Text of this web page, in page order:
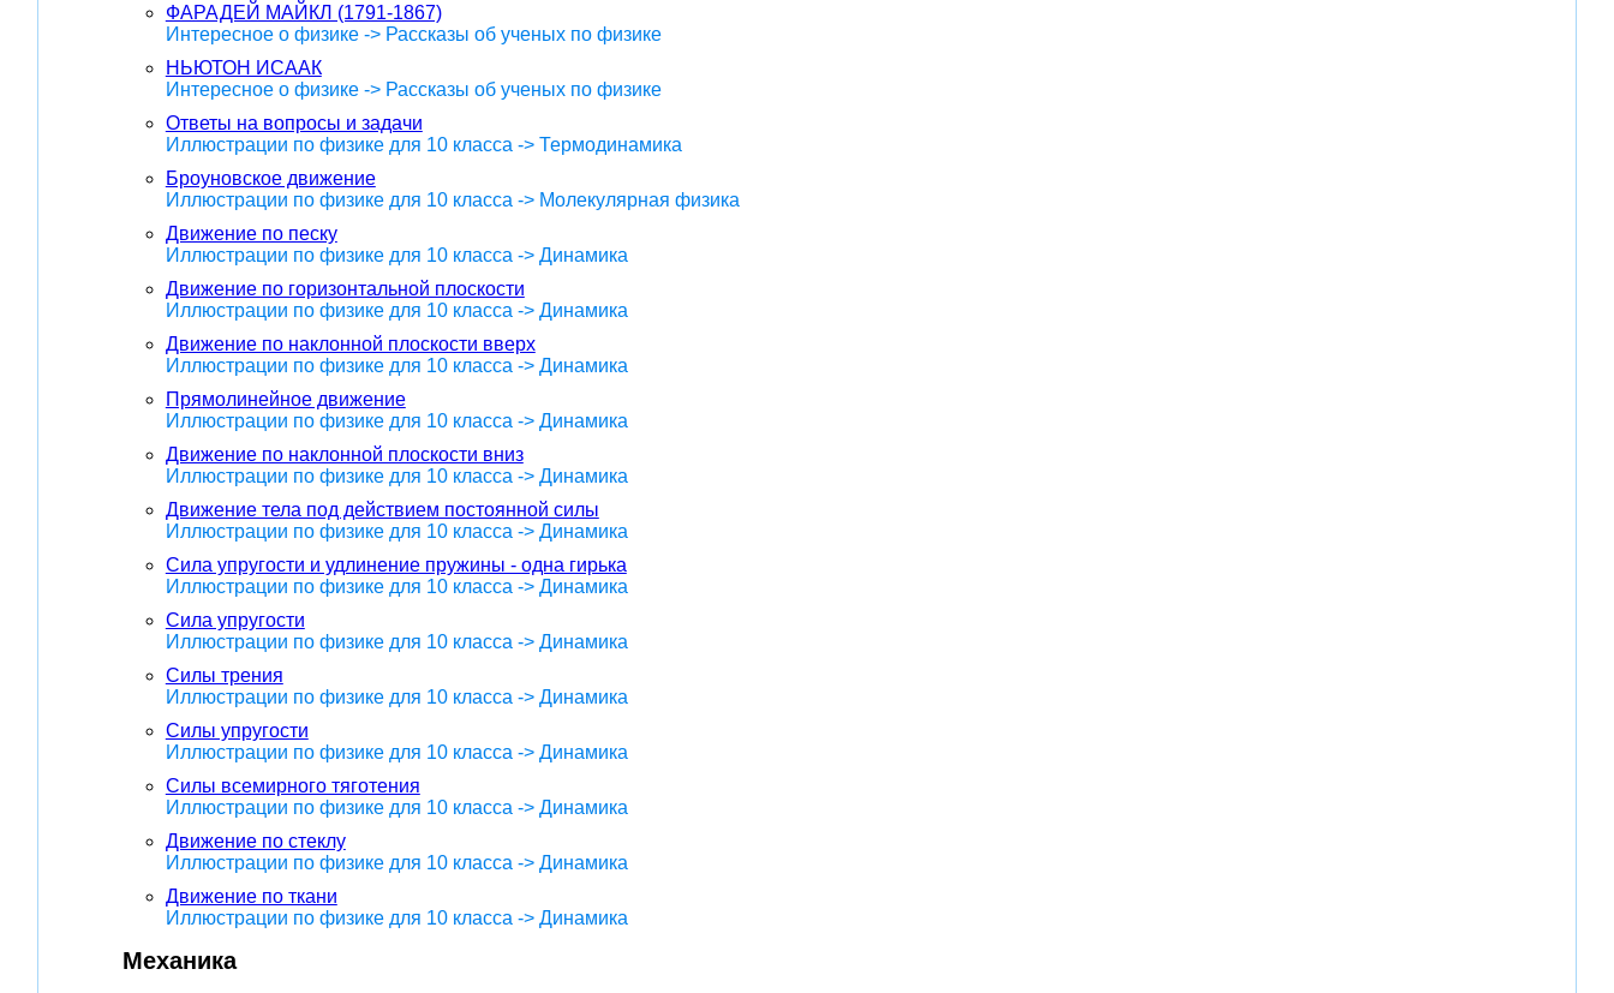
ФАРАДЕЙ МАЙКЛ (1791-1867)
Интересное о физике -> Рассказы об ученых по физике
НЬЮТОН ИСААК
Интересное о физике -> Рассказы об ученых по физике
Ответы на вопросы и задачи
Иллюстрации по физике для 10 класса -> Термодинамика
Броуновское движение
Иллюстрации по физике для 10 класса -> Молекулярная физика
Движение по песку
Иллюстрации по физике для 10 класса -> Динамика
Движение по горизонтальной плоскости
Иллюстрации по физике для 10 класса -> Динамика
Движение по наклонной плоскости вверх
Иллюстрации по физике для 10 класса -> Динамика
Прямолинейное движение
Иллюстрации по физике для 10 класса -> Динамика
Движение по наклонной плоскости вниз
Иллюстрации по физике для 10 класса -> Динамика
Движение тела под действием постоянной силы
Иллюстрации по физике для 10 класса -> Динамика
Сила упругости и удлинение пружины - одна гирька
Иллюстрации по физике для 10 класса -> Динамика
Сила упругости
Иллюстрации по физике для 10 класса -> Динамика
Силы трения
Иллюстрации по физике для 10 класса -> Динамика
Силы упругости
Иллюстрации по физике для 10 класса -> Динамика
Силы всемирного тяготения
Иллюстрации по физике для 10 класса -> Динамика
Движение по стеклу
Иллюстрации по физике для 10 класса -> Динамика
Движение по ткани
Иллюстрации по физике для 10 класса -> Динамика
Механика